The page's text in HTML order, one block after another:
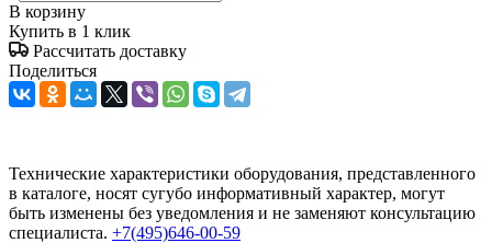
В корзину
Купить в 1 клик
Рассчитать доставку
Поделиться
Технические характеристики оборудования, представленного
в каталоге, носят сугубо информативный характер, могут
быть изменены без уведомления и не заменяют консультацию
специалиста. +7(495)646-00-59